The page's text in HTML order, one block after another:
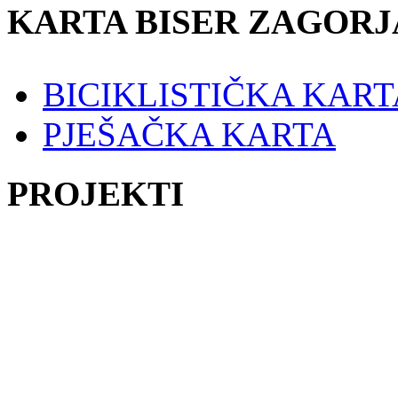
KARTA BISER
BICIKLISTIČKA
PJEŠAČKA KARTA
PROJEKTI